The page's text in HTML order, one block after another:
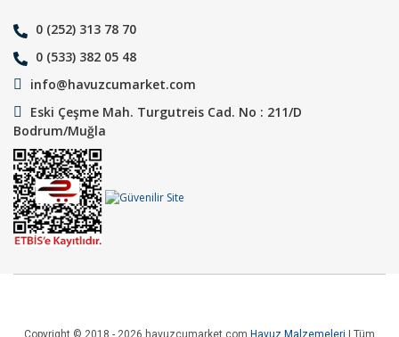
0 (252) 313 78 70
0 (533) 382 05 48
info@havuzcumarket.com
Eski Çeşme Mah. Turgutreis Cad. No : 211/D
Bodrum/Muğla